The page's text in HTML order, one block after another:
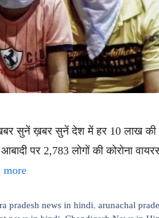
सुनें ख़बर सुनें देश में हर 10 लाख की
पर 2,783 लोगों की कोरोना
more
pradesh news in hindi,arunachal